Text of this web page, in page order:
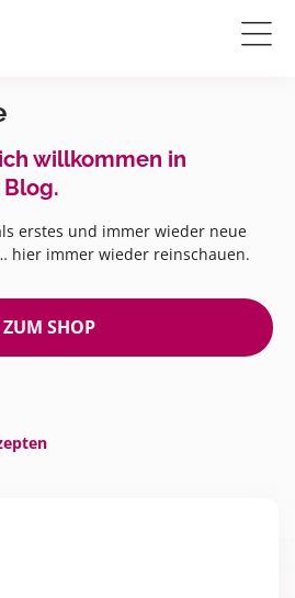
willkommen in
erstes und immer wieder neue
hier immer wieder reinschauen.
ZUM SHOP